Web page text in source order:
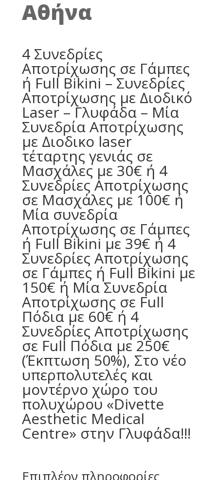
Αθήνα
4 Συνεδρίες
Αποτρίχωσης σε Γάμπες
ή Full Bikini – Συνεδρίες
Αποτρίχωσης με Διοδικό
Laser – Γλυφάδα – Μία
Συνεδρία Αποτρίχωσης
με Διοδικο laser
τέταρτης γενιάς σε
Μασχάλες με 30€ ή 4
Συνεδρίες Αποτρίχωσης
σε Μασχάλες με 100€ ή
Μία συνεδρία
Αποτρίχωσης σε Γάμπες
ή Full Bikini με 39€ ή 4
Συνεδρίες Αποτρίχωσης
σε Γάμπες ή Full Bikini με
150€ ή Μία Συνεδρία
Αποτρίχωσης σε Full
Πόδια με 60€ ή 4
Συνεδρίες Αποτρίχωσης
σε Full Πόδια με 250€
(Έκπτωση 50%), Στο νέο
υπερπολυτελές και
μοντέρνο χώρο του
πολυχώρου «Divette
Aesthetic Medical
Centre» στην Γλυφάδα!!!
Επιπλέον πληροφορίες